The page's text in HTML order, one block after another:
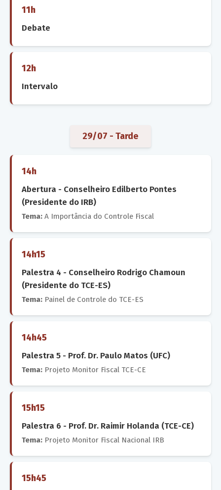
11h
Debate
12h
Intervalo
29/07 - Tarde
14h
Abertura - Conselheiro Edilberto Pontes
(Presidente do IRB)
Tema: A Importância do Controle Fiscal
14h15
Palestra 4 - Conselheiro Rodrigo Chamoun
(Presidente do TCE-ES)
Tema: Painel de Controle do TCE-ES
14h45
Palestra 5 - Prof. Dr. Paulo Matos (UFC)
Tema: Projeto Monitor Fiscal TCE-CE
15h15
Palestra 6 - Prof. Dr. Raimir Holanda (TCE-CE)
Tema: Projeto Monitor Fiscal Nacional IRB
15h45